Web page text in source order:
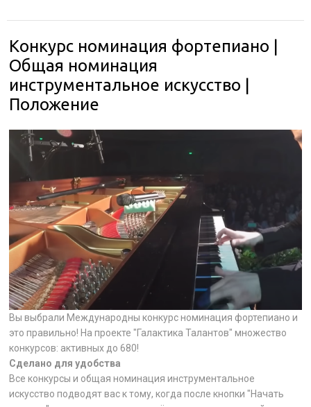
Конкурс номинация фортепиано |
Общая номинация
инструментальное искусство |
Положение
Вы выбрали Международны конкурс номинация фортепиано и
это правильно! На проекте "Галактика Талантов" множество
конкурсов: активных до 680!
Сделано для удобства
Все конкурсы и общая номинация инструментальное
искусство подводят вас к тому, когда после кнопки "Начать